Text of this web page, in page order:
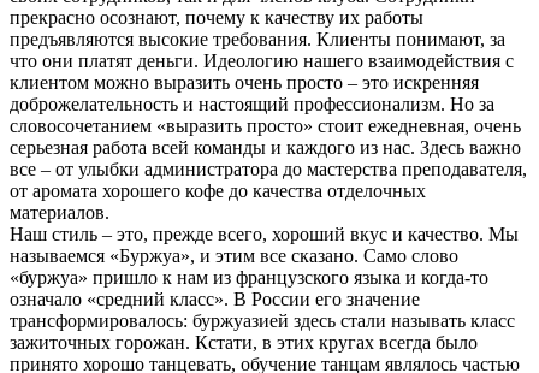
прекрасно осознают, почему к качеству их работы
предъявляются высокие требования. Клиенты понимают, за
что они платят деньги. Идеологию нашего взаимодействия с
клиентом можно выразить очень просто – это искренняя
доброжелательность и настоящий профессионализм. Но за
словосочетанием «выразить просто» стоит ежедневная, очень
серьезная работа всей команды и каждого из нас. Здесь важно
все – от улыбки администратора до мастерства преподавателя,
от аромата хорошего кофе до качества отделочных
материалов.
Наш стиль – это, прежде всего, хороший вкус и качество. Мы
называемся «Буржуа», и этим все сказано. Само слово
«буржуа» пришло к нам из французского языка и когда-то
означало «средний класс». В России его значение
трансформировалось: буржуазией здесь стали называть класс
зажиточных горожан. Кстати, в этих кругах всегда было
принято хорошо танцевать, обучение танцам являлось частью